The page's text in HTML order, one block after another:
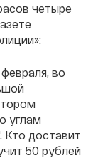
четыре
во
углам
Кто доставит
50 рублей